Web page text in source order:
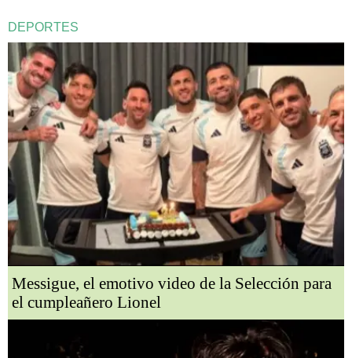
DEPORTES
Messigue, el emotivo video de la Selección para
el cumpleañero Lionel